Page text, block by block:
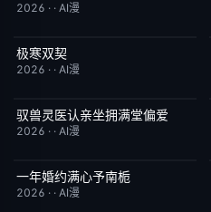
2026 · · AI漫
完结
极寒双契
2026 · · AI漫
完结
驭兽灵医认亲坐拥满堂偏爱
2026 · · AI漫
完结
一年婚约满心予南栀
2026 · · AI漫